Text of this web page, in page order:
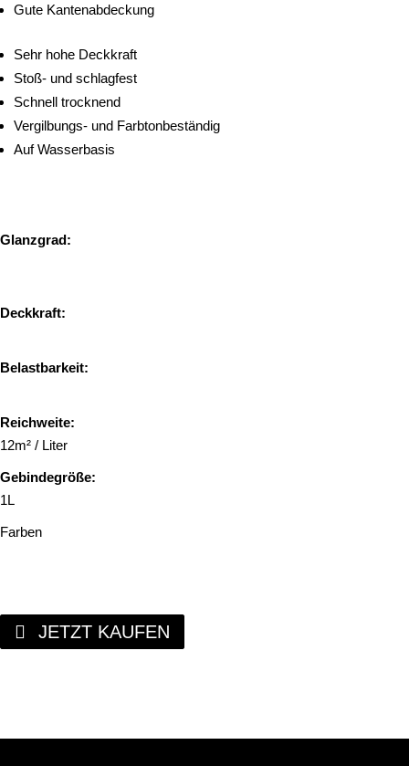
Gute Kantenabdeckung
Sehr hohe Deckkraft
Stoß- und schlagfest
Schnell trocknend
Vergilbungs- und Farbtonbeständig
Auf Wasserbasis
Glanzgrad:
Deckkraft:
Belastbarkeit:
Reichweite:
12m² / Liter
Gebindegröße:
1L
Farben
JETZT KAUFEN